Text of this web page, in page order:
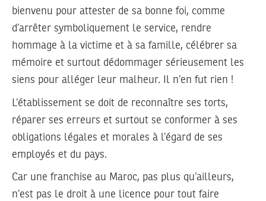
bienvenu pour attester de sa bonne foi, comme
d’arrêter symboliquement le service, rendre
hommage à la victime et à sa famille, célébrer sa
mémoire et surtout dédommager sérieusement les
siens pour alléger leur malheur. Il n’en fut rien !
L’établissement se doit de reconnaître ses torts,
réparer ses erreurs et surtout se conformer à ses
obligations légales et morales à l’égard de ses
employés et du pays.
Car une franchise au Maroc, pas plus qu’ailleurs,
n’est pas le droit à une licence pour tout faire